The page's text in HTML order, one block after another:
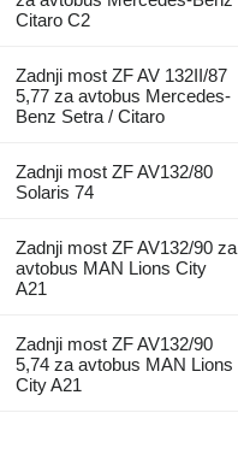
Citaro C2
Zadnji most ZF AV 132II/87
5,77 za avtobus Mercedes-
Benz Setra / Citaro
Zadnji most ZF AV132/80
Solaris 74
Zadnji most ZF AV132/90 za
avtobus MAN Lions City
A21
Zadnji most ZF AV132/90
5,74 za avtobus MAN Lions
City A21